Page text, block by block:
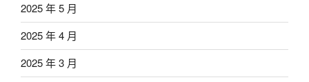
2025 年 5 月
2025 年 4 月
2025 年 3 月